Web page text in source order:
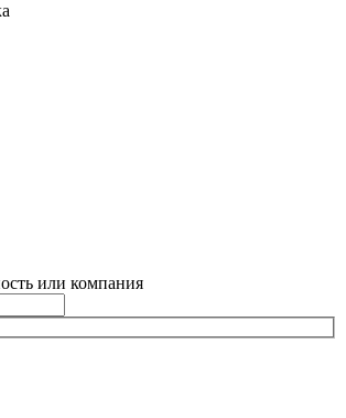
или компания